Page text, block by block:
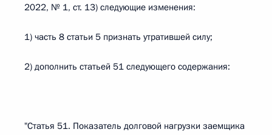
2022, № 1, ст. 13) следующие изменения:
1) часть 8 статьи 5 признать утратившей силу;
2) дополнить статьей 51 следующего содержания:
"Статья 51. Показатель долговой нагрузки заемщика